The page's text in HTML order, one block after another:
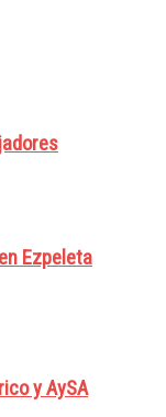
Ezpeleta
y AySA